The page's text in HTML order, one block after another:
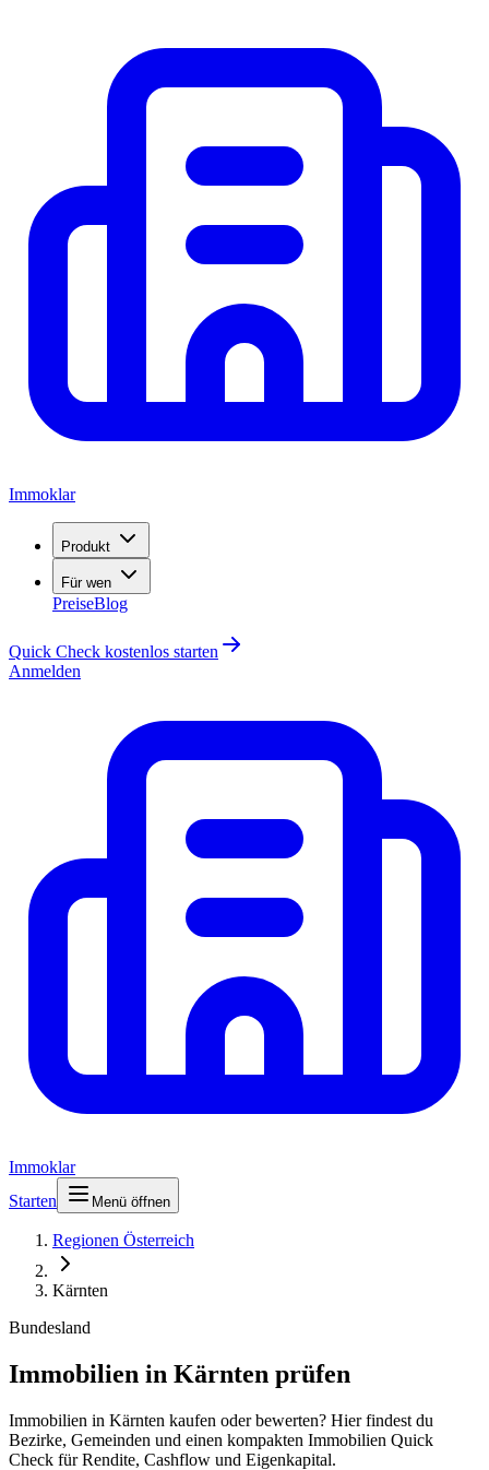
Immoklar
Produkt
Für wen
PreiseBlog
Quick Check kostenlos starten
Anmelden
Immoklar
Starten
Menü öffnen
Regionen Österreich
Kärnten
Bundesland
Immobilien in Kärnten prüfen
Immobilien in Kärnten kaufen oder bewerten? Hier findest du
Bezirke, Gemeinden und einen kompakten Immobilien Quick
Check für Rendite, Cashflow und Eigenkapital.